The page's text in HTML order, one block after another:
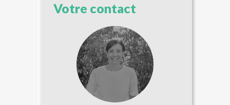
Votre contact